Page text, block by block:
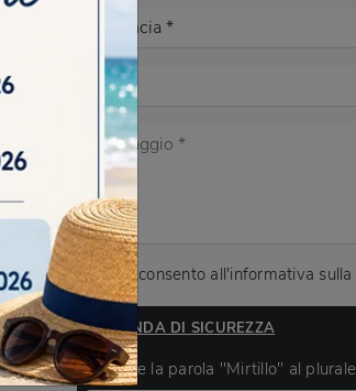
Acconsento all'informativa sulla
DOMANDA DI SICUREZZA
Scrivere la parola "Mirtillo" al plurale